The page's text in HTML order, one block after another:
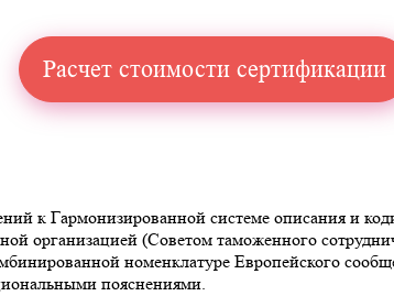
Расчет стоимости сертификации
к Гармонизированной системе описания и
организацией (Советом таможенного
номенклатуре Европейского
пояснениями.